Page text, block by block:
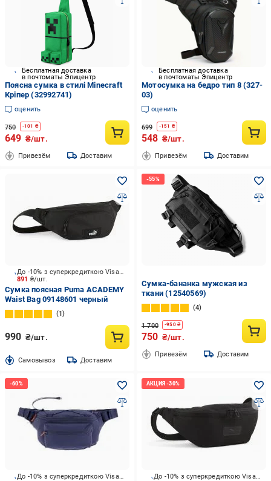
Бесплатная доставка
в почтоматы Эпицентр
Поясна сумка в стилі Minecraft
Кріпер (32992741)
оценить
750 -101 ₴
649 ₴/шт.
Привезём Доставим
Бесплатная доставка
в почтоматы Эпицентр
Мотосумка на бедро тип 8 (327-
03)
оценить
699 -151 ₴
548 ₴/шт.
Привезём Доставим
891 ₴/шт.
До -10% з суперкредиткою Visa Вигода
Сумка поясная Puma ACADEMY
Waist Bag 09148601 черный
1
990 ₴/шт.
Cамовывоз Доставим
Cумка-бананка мужская из
ткани (12540569)
4
1 700 -950₴
750 ₴/шт.
Привезём Доставим
До -10% з суперкредиткою Visa Вигода До -10% з суперкредиткою Visa Вигода